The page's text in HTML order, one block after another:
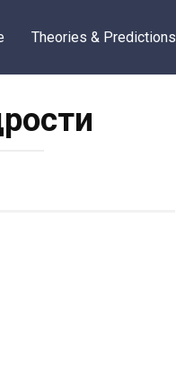
Theories & Predictions